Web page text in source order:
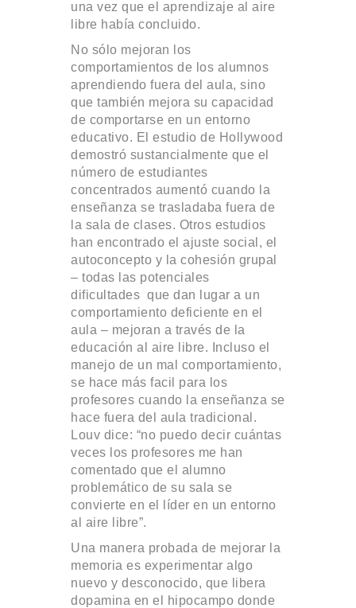
una vez que el aprendizaje al aire
libre había concluido.
No sólo mejoran los
comportamientos de los alumnos
aprendiendo fuera del aula, sino
que también mejora su capacidad
de comportarse en un entorno
educativo. El estudio de Hollywood
demostró sustancialmente que el
número de estudiantes
concentrados aumentó cuando la
enseñanza se trasladaba fuera de
la sala de clases. Otros estudios
han encontrado el ajuste social, el
autoconcepto y la cohesión grupal
– todas las potenciales
dificultades que dan lugar a un
comportamiento deficiente en el
aula – mejoran a través de la
educación al aire libre. Incluso el
manejo de un mal comportamiento,
se hace más facil para los
profesores cuando la enseñanza se
hace fuera del aula tradicional.
Louv dice: “no puedo decir cuántas
veces los profesores me han
comentado que el alumno
problemático de su sala se
convierte en el líder en un entorno
al aire libre”.
Una manera probada de mejorar la
memoria es experimentar algo
nuevo y desconocido, que libera
dopamina en el hipocampo donde